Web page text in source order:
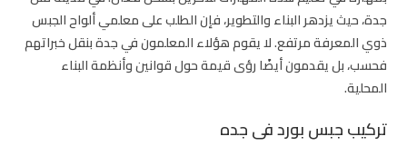
جدة، حيث يزدهر البناء والتطوير، فإن الطلب على معلمي ألواح الجبس
ذوي المعرفة مرتفع. لا يقوم هؤلاء المعلمون في جدة بنقل خبراتهم
فحسب، بل يقدمون أيضًا رؤى قيمة حول قوانين وأنظمة البناء
المحلية.
تركيب جبس بورد فى جده